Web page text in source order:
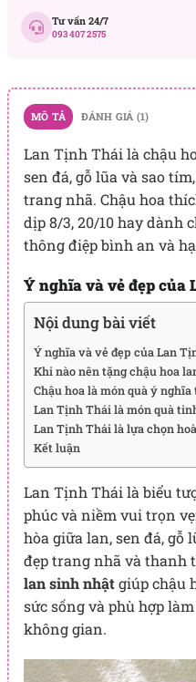
Tư vấn 24/7
093 407 2575
MÔ TẢ ĐÁNH GIÁ (1)
Lan Tịnh Thái là chậu
sen đá, gỗ lũa và sao
trang nhã. Chậu hoa
dịp 8/3, 20/10 hay dành
thông điệp bình an và
Ý nghĩa và vẻ đẹp của
Nội dung bài viết
Ý nghĩa và vẻ đẹp của Lan
Khi nào nên tặng chậu hoa
Chậu hoa là món quà ý
Lan Tịnh Thái là món quà
Lan Tịnh Thái là lựa chọn
Kết luận
Lan Tịnh Thái là biểu
phúc và niềm vui trọn
hòa giữa lan, sen đá, gỗ
đẹp trang nhã và thanh
lan sinh nhậtgiúp chậu
sức sống và phù hợp
không gian.